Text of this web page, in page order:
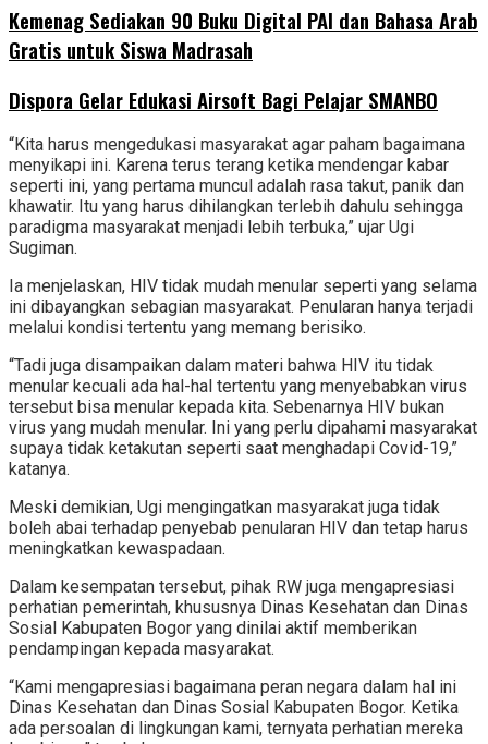
Kemenag Sediakan 90 Buku Digital PAI dan Bahasa Arab
Gratis untuk Siswa Madrasah
‎Dispora Gelar Edukasi Airsoft Bagi Pelajar SMANBO
“Kita harus mengedukasi masyarakat agar paham bagaimana
menyikapi ini. Karena terus terang ketika mendengar kabar
seperti ini, yang pertama muncul adalah rasa takut, panik dan
khawatir. Itu yang harus dihilangkan terlebih dahulu sehingga
paradigma masyarakat menjadi lebih terbuka,” ujar Ugi
Sugiman.
Ia menjelaskan, HIV tidak mudah menular seperti yang selama
ini dibayangkan sebagian masyarakat. Penularan hanya terjadi
melalui kondisi tertentu yang memang berisiko.
“Tadi juga disampaikan dalam materi bahwa HIV itu tidak
menular kecuali ada hal-hal tertentu yang menyebabkan virus
tersebut bisa menular kepada kita. Sebenarnya HIV bukan
virus yang mudah menular. Ini yang perlu dipahami masyarakat
supaya tidak ketakutan seperti saat menghadapi Covid-19,”
katanya.
Meski demikian, Ugi mengingatkan masyarakat juga tidak
boleh abai terhadap penyebab penularan HIV dan tetap harus
meningkatkan kewaspadaan.
Dalam kesempatan tersebut, pihak RW juga mengapresiasi
perhatian pemerintah, khususnya Dinas Kesehatan dan Dinas
Sosial Kabupaten Bogor yang dinilai aktif memberikan
pendampingan kepada masyarakat.
“Kami mengapresiasi bagaimana peran negara dalam hal ini
Dinas Kesehatan dan Dinas Sosial Kabupaten Bogor. Ketika
ada persoalan di lingkungan kami, ternyata perhatian mereka